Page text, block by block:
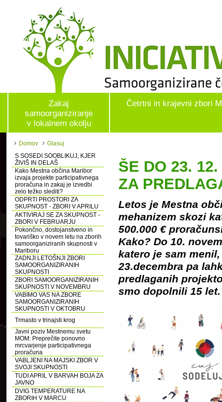
Zakaj
samoorganiziranje
v lokalnem okolju
Četrtni in krajevni zbori
Domov
Glasuj
S SOSEDI SOOBLIKUJ, KJER
ŽIVIŠ IN DELAŠ
Kako Mestna občina Maribor
izvaja projekte participativnega
proračuna in zakaj je izvedbi
zelo težko slediti?
ODPRTI PROSTORI ZA
SKUPNOST - ZBORI V APRILU
AKTIVIRAJ SE ZA SKUPNOST -
ZBORI V FEBRUARJU
Pokončno, dostojanstveno in
tovariško v novem letu na zborih
samoorganiziranih skupnosti v
Mariboru
ZADNJI LETOŠNJI ZBORI
SAMOORGANIZIRANIH
SKUPNOSTI
ZBORI SAMOORGANIZIRANIH
SKUPNOSTI V NOVEMBRU
VABIMO VAS NA ZBORE
SAMOORGANIZIRANIH
SKUPNOSTI V OKTOBRU
Trmasto v trinajsti krog
Javni poziv Mestnemu svetu
MOM: Preprečite ponovno
mrcvarjenje participativnega
proračuna
VABLJENI NA MAJSKI ZBOR V
SVOJI SKUPNOSTI
TUDI APRIL V BARVAH BOJA ZA
JAVNO
DVIG TEMPERATURE NA
ZBORIH V MARCU
ŠE DO 23.
ZA
Letos je Mestna
mehanizem skozi
500.000 €
Kako? Do 10.
katero je sam
23.decembra pa
predlaganih
smo dopolnili 15 let.